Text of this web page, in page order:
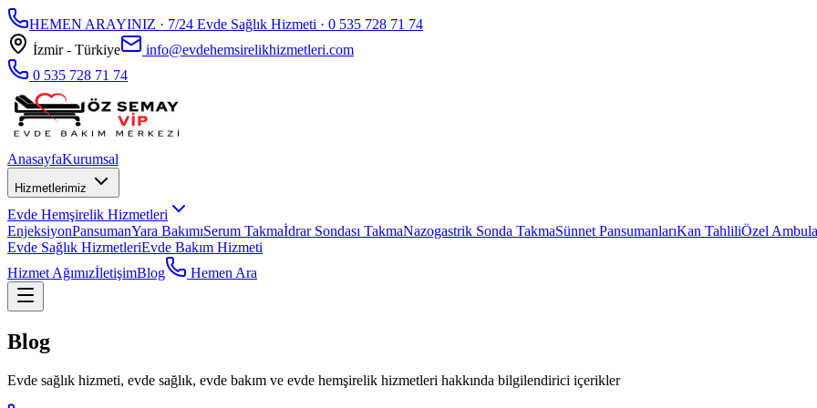
HEMEN ARAYINIZ · 7/24 Evde Sağlık Hizmeti · 0 535 728 71 74
İzmir - Türkiye
info@evdehemsirelikhizmetleri.com
0 535 728 71 74
AnasayfaKurumsal
Hizmetlerimiz
Evde Hemşirelik Hizmetleri
EnjeksiyonPansumanYara BakımıSerum Takmaİdrar Sondası TakmaNazogastrik Sonda TakmaSünnet PansumanlarıKan TahliliÖzel
Evde Sağlık HizmetleriEvde Bakım Hizmeti
Hizmet AğımızİletişimBlog Hemen Ara
Blog
Evde sağlık hizmeti, evde sağlık, evde bakım ve evde hemşirelik hizmetleri hakkında bilgilendirici içerikler